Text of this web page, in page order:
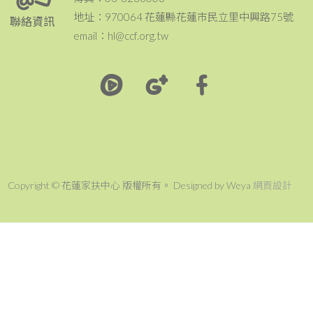
聯絡資訊
地址：970064 花蓮縣花蓮市民立里中興路75號
email：hl@ccf.org.tw
Copyright © 花蓮家扶中心 版權所有。 Designed by Weya 網頁設計